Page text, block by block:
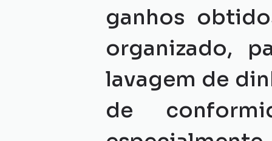
ganhos
organizado,
lavagem de
de